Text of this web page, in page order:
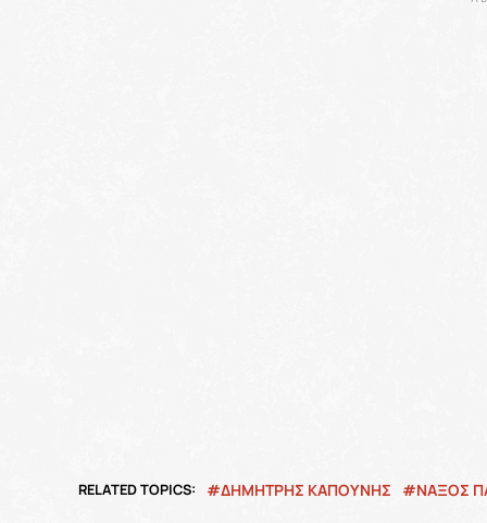
RELATED TOPICS: ΔΗΜΗΤΡΗΣ ΚΑΠΟΥΝΗΣ ΝΑΞΟΣ